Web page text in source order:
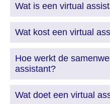
Wat is een virtual
Wat kost een virtual
Hoe werkt de
assistant?
Wat doet een virtual